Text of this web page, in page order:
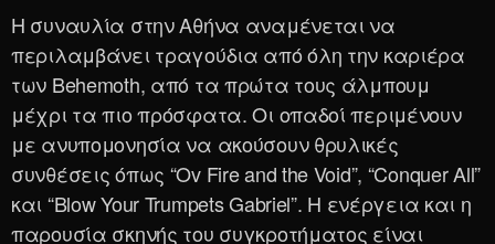
Η συναυλία στην Αθήνα αναμένεται να
περιλαμβάνει τραγούδια από όλη την καριέρα
των Behemoth, από τα πρώτα τους άλμπουμ
μέχρι τα πιο πρόσφατα. Οι οπαδοί περιμένουν
με ανυπομονησία να ακούσουν θρυλικές
συνθέσεις όπως “Ov Fire and the Void”, “Conquer All”
και “Blow Your Trumpets Gabriel”. Η ενέργεια και η
παρουσία σκηνής του συγκροτήματος είναι